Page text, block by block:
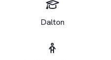
Dalton